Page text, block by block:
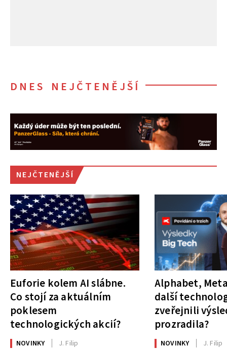
DNES NEJČTENĚJŠÍ
NEJČTENĚJŠÍ
Euforie kolem AI slábne.
Co stojí za aktuálním
poklesem
technologických akcií?
NOVINKY J. Filip
Alphabet,
další
zveřejnili
prozradila?
NOVINKY J. Filip